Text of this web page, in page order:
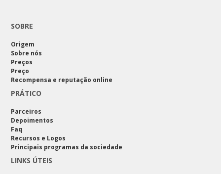
SOBRE
Origem
Sobre nós
Preços
Preço
Recompensa e reputação online
PRÁTICO
Parceiros
Depoimentos
Faq
Recursos e Logos
Principais programas da sociedade
LINKS ÚTEIS